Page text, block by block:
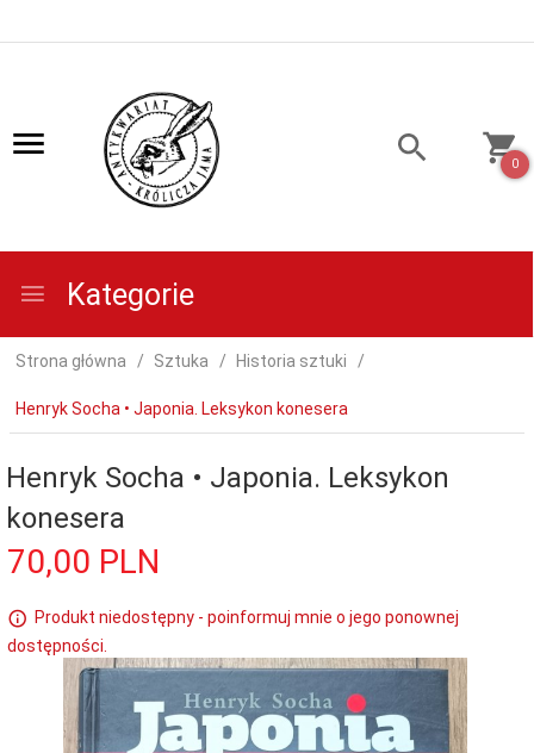
0
Kategorie
Strona główna Sztuka Historia sztuki
Henryk Socha • Japonia. Leksykon konesera
Henryk Socha • Japonia. Leksykon
konesera
70,00 PLN
Produkt niedostępny - poinformuj mnie o jego ponownej
dostępności.